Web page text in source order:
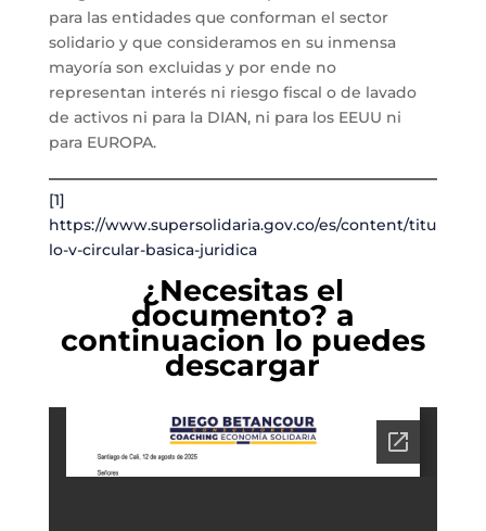
para las entidades que conforman el sector
solidario y que consideramos en su inmensa
mayoría son excluidas y por ende no
representan interés ni riesgo fiscal o de lavado
de activos ni para la DIAN, ni para los EEUU ni
para EUROPA.
[1]
https://www.supersolidaria.gov.co/es/content/titu
lo-v-circular-basica-juridica
¿Necesitas el
documento? a
continuacion lo puedes
descargar